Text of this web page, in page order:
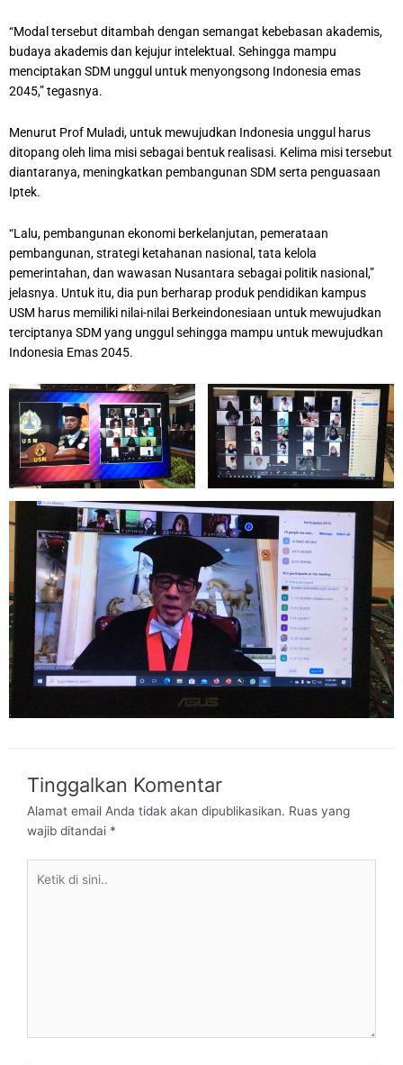
“Modal tersebut ditambah dengan semangat kebebasan akademis,
budaya akademis dan kejujur intelektual. Sehingga mampu
menciptakan SDM unggul untuk menyongsong Indonesia emas
2045,” tegasnya.
Menurut Prof Muladi, untuk mewujudkan Indonesia unggul harus
ditopang oleh lima misi sebagai bentuk realisasi. Kelima misi tersebut
diantaranya, meningkatkan pembangunan SDM serta penguasaan
Iptek.
“Lalu, pembangunan ekonomi berkelanjutan, pemerataan
pembangunan, strategi ketahanan nasional, tata kelola
pemerintahan, dan wawasan Nusantara sebagai politik nasional,”
jelasnya. Untuk itu, dia pun berharap produk pendidikan kampus
USM harus memiliki nilai-nilai Berkeindonesiaan untuk mewujudkan
terciptanya SDM yang unggul sehingga mampu untuk mewujudkan
Indonesia Emas 2045.
Tinggalkan Komentar
Alamat email Anda tidak akan dipublikasikan. Ruas yang
wajib ditandai *